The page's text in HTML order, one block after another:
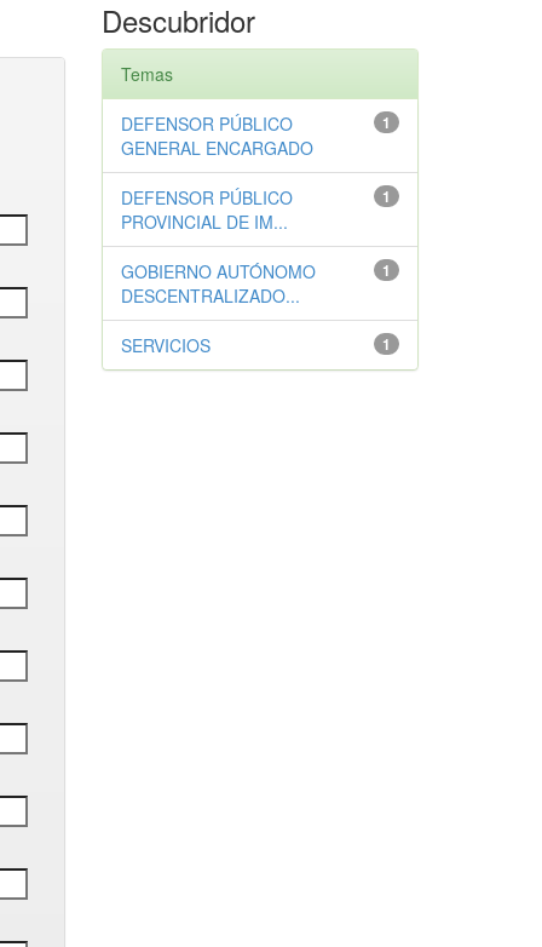
Descubridor
Temas
1
DEFENSOR PÚBLICO
GENERAL ENCARGADO
1
DEFENSOR PÚBLICO
PROVINCIAL DE IM...
1
GOBIERNO AUTÓNOMO
DESCENTRALIZADO...
1
SERVICIOS